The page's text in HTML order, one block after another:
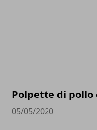
Polpette di pollo
05/05/2020